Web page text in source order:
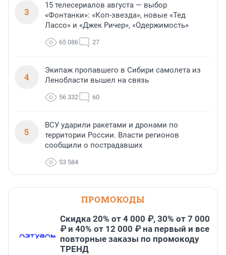
3
15 телесериалов августа — выбор
«Фонтанки»: «Коп-звезда», новые «Тед
Лассо» и «Джек Ричер», «Одержимость»
65 086 27
4
Экипаж пропавшего в Сибири самолета из
Ленобласти вышел на связь
56 332 60
5
ВСУ ударили ракетами и дронами по
территории России. Власти регионов
сообщили о пострадавших
53 584
ПРОМОКОДЫ
Скидка 20% от 4 000 ₽, 30% от 7 000
₽ и 40% от 12 000 ₽ на первый и все
повторные заказы по промокоду
ТРЕНД